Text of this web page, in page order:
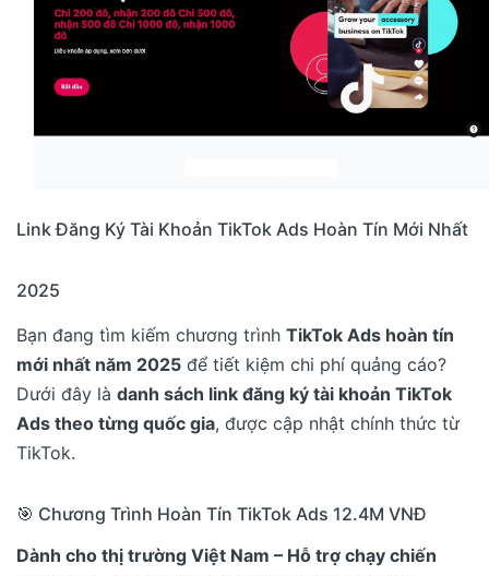
Link Đăng Ký Tài Khoản TikTok Ads Hoàn Tín Mới Nhất
2025
Bạn đang tìm kiếm chương trình TikTok Ads hoàn tín
mới nhất năm 2025 để tiết kiệm chi phí quảng cáo?
Dưới đây là danh sách link đăng ký tài khoản TikTok
Ads theo từng quốc gia, được cập nhật chính thức từ
TikTok.
🎯 Chương Trình Hoàn Tín TikTok Ads 12.4M VNĐ
Dành cho thị trường Việt Nam – Hỗ trợ chạy chiến